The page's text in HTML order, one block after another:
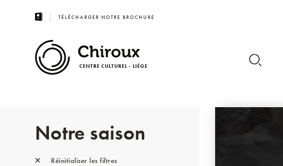
TÉLÉCHARGER NOTRE BROCHURE
CENTRE CULTUREL - LIÈGE
Notre saison
Réinitialiser les filtres